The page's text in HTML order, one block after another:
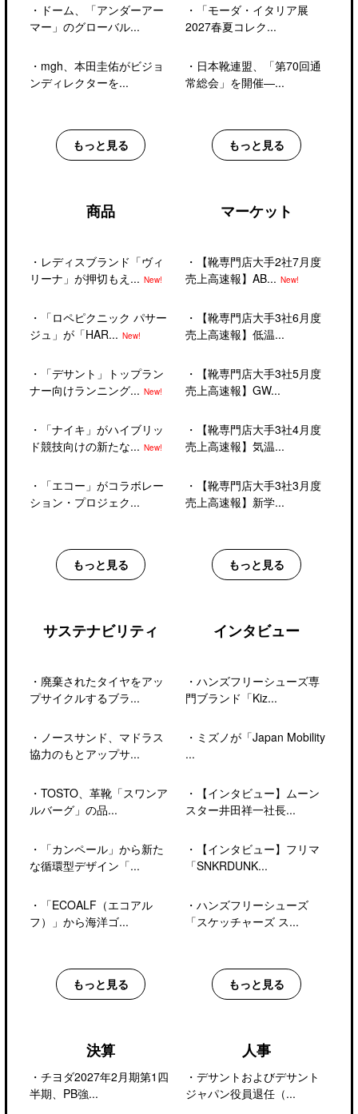
・ ドーム、「アンダーアー
マー」のグローバル...
・ mgh、本田圭佑がビジョ
ンディレクターを...
もっと見る
・
「モーダ・イタリア展
2027春夏コレク...
・ 日本靴連盟、「第70回通
常総会」を開催―...
もっと見る
商品
・ レディスブランド「ヴィ
リーナ」が押切もえ... New!
・
「ロペピクニック パサー
ジュ」が「HAR... New!
・
「デサント」トップラン
ナー向けランニング... New!
・
「ナイキ」がハイブリッ
ド競技向けの新たな... New!
・
「エコー」がコラボレー
ション・プロジェク...
もっと見る
マーケット
・
【靴専門店大手2社7月度
売上高速報】AB... New!
・
【靴専門店大手3社6月度
売上高速報】低温...
・
【靴専門店大手3社5月度
売上高速報】GW...
・
【靴専門店大手3社4月度
売上高速報】気温...
・
【靴専門店大手3社3月度
売上高速報】新学...
もっと見る
サステナビリティ
・ 廃棄されたタイヤをアッ
プサイクルするブラ...
・ ノースサンド、マドラス
協力のもとアップサ...
・ TOSTO、革靴「スワンア
ルバーグ」の品...
・
「カンペール」から新た
な循環型デザイン「...
・
「ECOALF（エコアル
フ）」から海洋ゴ...
もっと見る
インタビュー
・ ハンズフリーシューズ専
門ブランド「Kiz...
・ ミズノが「Japan Mobility
...
・
【インタビュー】ムーン
スター井田祥一社長...
・
【インタビュー】フリマ
「SNKRDUNK...
・ ハンズフリーシューズ
「スケッチャーズ ス...
もっと見る
決算
・ チヨダ2027年2月期第1四
半期、PB強...
人事
・ デサントおよびデサント
ジャパン役員退任（...